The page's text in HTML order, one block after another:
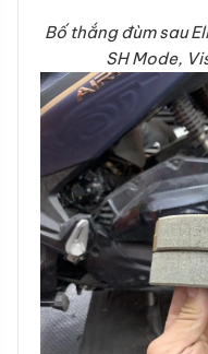
Bố thắng đùm sau
SH Mode,